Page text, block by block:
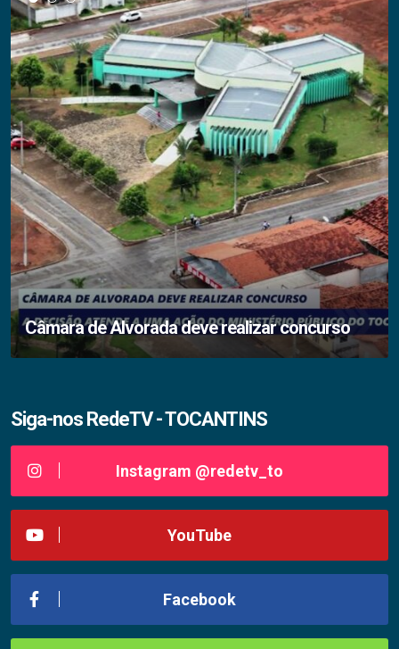
Câmara de Alvorada deve realizar concurso
Siga-nos RedeTV - TOCANTINS
Instagram @redetv_to
YouTube
Facebook